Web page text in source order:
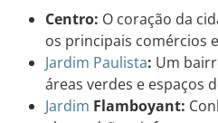
Centro: O coração da
os principais comércios
Jardim Paulista: Um
áreas verdes e espaços
Jardim Flamboyant: